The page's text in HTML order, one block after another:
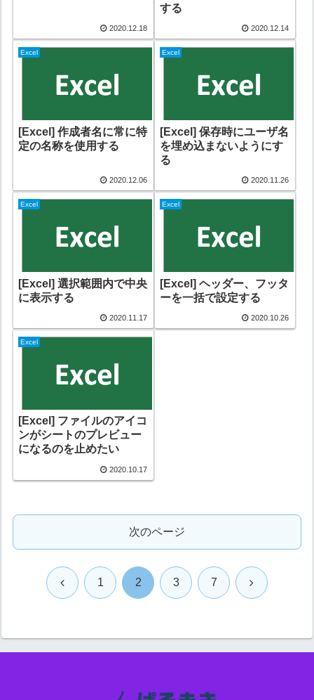
2020.12.18
する
2020.12.14
Excel
[Excel] 作成者名に常に特
定の名称を使用する
2020.12.06
Excel
[Excel] 保存時にユーザ名
を埋め込まないようにす
る
2020.11.26
Excel
[Excel] 選択範囲内で中央
に表示する
2020.11.17
Excel
[Excel] ヘッダー、フッタ
ーを一括で設定する
2020.10.26
Excel
[Excel] ファイルのアイコ
ンがシートのプレビュー
になるのを止めたい
2020.10.17
次のページ
前 1 2 3 7 次